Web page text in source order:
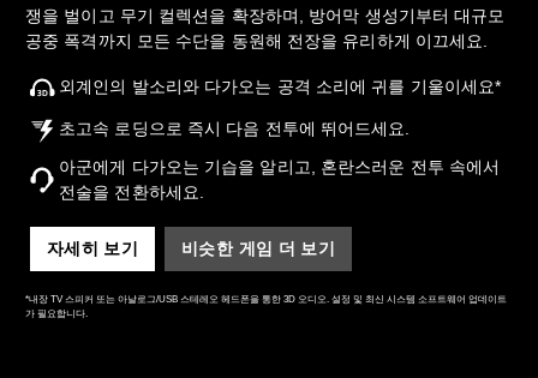
쟁을 벌이고 무기 컬렉션을 확장하며, 방어막 생성기부터 대규모
공중 폭격까지 모든 수단을 동원해 전장을 유리하게 이끄세요.
외계인의 발소리와 다가오는 공격 소리에 귀를 기울이세요*
초고속 로딩으로 즉시 다음 전투에 뛰어드세요.
아군에게 다가오는 기습을 알리고, 혼란스러운 전투 속에서
전술을 전환하세요.
자세히 보기 비슷한 게임 더 보기
*내장 TV 스피커 또는 아날로그/USB 스테레오 헤드폰을 통한 3D 오디오. 설정 및 최신 시스템 소프트웨어 업데이트
가 필요합니다.